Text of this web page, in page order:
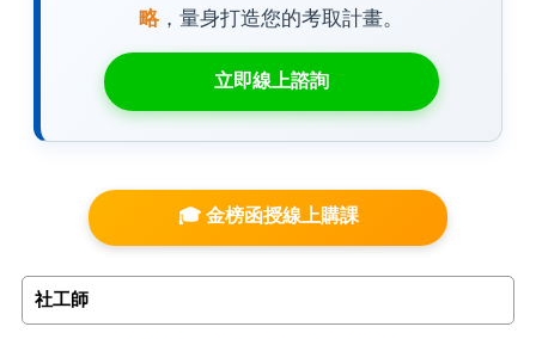
略，量身打造您的考取計畫。
立即線上諮詢
🎓 金榜函授線上購課
社工師